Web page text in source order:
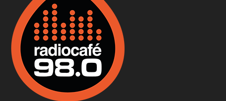
Apr 9, 2026 • 00:37:17
Fermentáljunk, a testünk meghálálja!
Apr 3, 2026 • 00:36:07